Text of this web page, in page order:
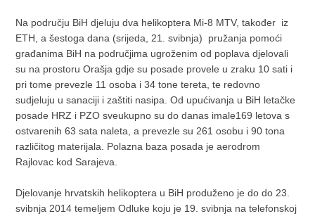
Na području BiH djeluju dva helikoptera Mi-8 MTV, također iz
ETH, a šestoga dana (srijeda, 21. svibnja) pružanja pomoći
građanima BiH na područjima ugroženim od poplava djelovali
su na prostoru Orašja gdje su posade provele u zraku 10 sati i
pri tome prevezle 11 osoba i 34 tone tereta, te redovno
sudjeluju u sanaciji i zaštiti nasipa. Od upućivanja u BiH letačke
posade HRZ i PZO sveukupno su do danas imale169 letova s
ostvarenih 63 sata naleta, a prevezle su 261 osobu i 90 tona
različitog materijala. Polazna baza posada je aerodrom
Rajlovac kod Sarajeva.
Djelovanje hrvatskih helikoptera u BiH produženo je do do 23.
svibnja 2014 temeljem Odluke koju je 19. svibnja na telefonskoj